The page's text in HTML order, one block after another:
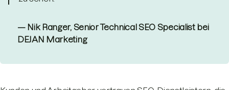
— Nik Ranger, Senior Technical SEO Specialist bei
DEJAN Marketing